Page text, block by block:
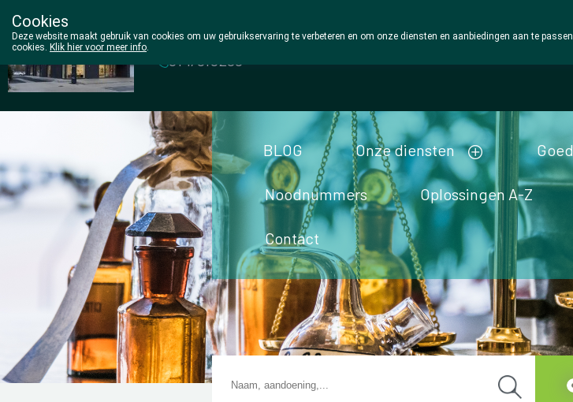
Wezel Pharma
014/810298
BLOG Onze diensten
Noodnummers Oplossingen A-Z
Contact
Cookies
Deze website maakt gebruik van cookies om uw gebruikservaring te verbeteren en om onze diensten en aanbiedingen aan te
cookies. Klik hier voor meer info.